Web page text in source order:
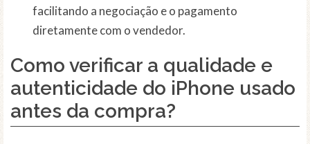
facilitando a negociação e o pagamento
diretamente com o vendedor.
Como verificar a qualidade e
autenticidade do iPhone usado
antes da compra?